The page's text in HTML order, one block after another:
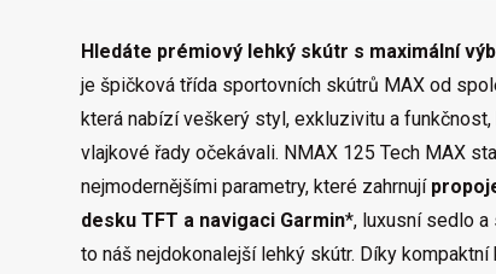
Hledáte prémiový lehký skútr s maximální
je špičková třída sportovních skútrů MAX od
která nabízí veškerý styl, exkluzivitu a
vlajkové řady očekávali. NMAX 125 Tech MAX
nejmodernějšími parametry, které zahrnují
desku TFT a navigaci Garmin*, luxusní sedlo a
to náš nejdokonalejší lehký skútr. Díky kompaktní